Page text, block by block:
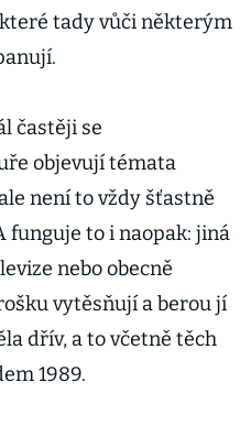
tady vůči některým
častěji se
objevují témata
není to vždy šťastně
funguje to i naopak: jiná
nebo obecně
vytěsňují a berou jí
dřív, a to včetně těch
1989.